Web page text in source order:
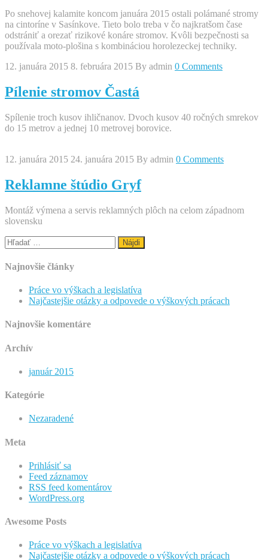
Po snehovej kalamite koncom januára 2015 ostali polámané stromy
na cintoríne v Sasínkove. Tieto bolo treba v čo najkratšom čase
odstrániť a orezať rizikové konáre stromov. Kvôli bezpečnosti sa
používala moto-plošina s kombináciou horolezeckej techniky.
12. januára 2015 8. februára 2015 By admin 0 Comments
Pílenie stromov Častá
Spílenie troch kusov ihličnanov. Dvoch kusov 40 ročných smrekov
do 15 metrov a jednej 10 metrovej borovice.
12. januára 2015 24. januára 2015 By admin 0 Comments
Reklamne štúdio Gryf
Montáž výmena a servis reklamných plôch na celom západnom
slovensku
Hľadať:
Najnovšie články
Práce vo výškach a legislatíva
Najčastejšie otázky a odpovede o výškových prácach
Najnovšie komentáre
Archív
január 2015
Kategórie
Nezaradené
Meta
Prihlásiť sa
Feed záznamov
RSS feed komentárov
WordPress.org
Awesome Posts
Práce vo výškach a legislatíva
Najčastejšie otázky a odpovede o výškových prácach